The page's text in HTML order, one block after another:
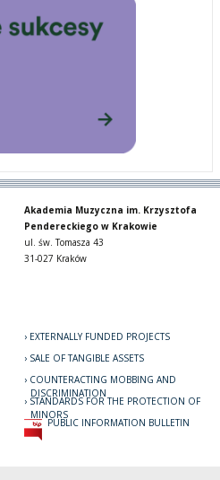
Akademia Muzyczna im. Krzysztofa
Pendereckiego w Krakowie
ul. św. Tomasza 43
31-027 Kraków
EXTERNALLY FUNDED PROJECTS
SALE OF TANGIBLE ASSETS
COUNTERACTING MOBBING AND
DISCRIMINATION
STANDARDS FOR THE PROTECTION OF
MINORS
PUBLIC INFORMATION BULLETIN